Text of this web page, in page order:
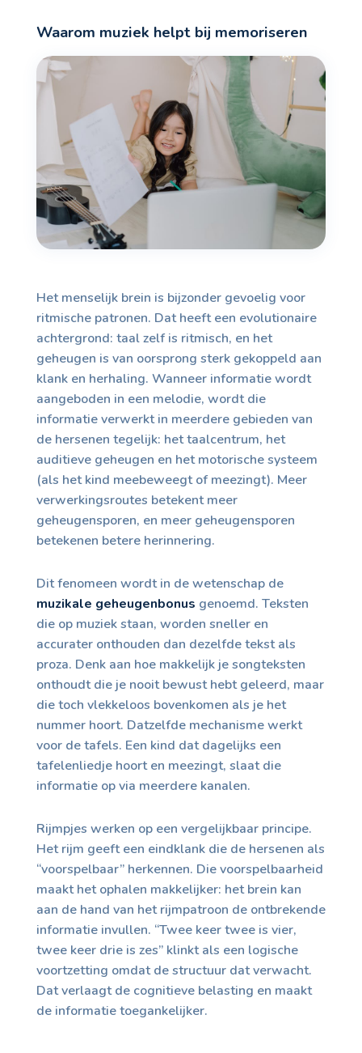
Waarom muziek helpt bij memoriseren
Het menselijk brein is bijzonder gevoelig voor
ritmische patronen. Dat heeft een evolutionaire
achtergrond: taal zelf is ritmisch, en het
geheugen is van oorsprong sterk gekoppeld aan
klank en herhaling. Wanneer informatie wordt
aangeboden in een melodie, wordt die
informatie verwerkt in meerdere gebieden van
de hersenen tegelijk: het taalcentrum, het
auditieve geheugen en het motorische systeem
(als het kind meebeweegt of meezingt). Meer
verwerkingsroutes betekent meer
geheugensporen, en meer geheugensporen
betekenen betere herinnering.
Dit fenomeen wordt in de wetenschap de
muzikale geheugenbonus genoemd. Teksten
die op muziek staan, worden sneller en
accurater onthouden dan dezelfde tekst als
proza. Denk aan hoe makkelijk je songteksten
onthoudt die je nooit bewust hebt geleerd, maar
die toch vlekkeloos bovenkomen als je het
nummer hoort. Datzelfde mechanisme werkt
voor de tafels. Een kind dat dagelijks een
tafelenliedje hoort en meezingt, slaat die
informatie op via meerdere kanalen.
Rijmpjes werken op een vergelijkbaar principe.
Het rijm geeft een eindklank die de hersenen als
“voorspelbaar” herkennen. Die voorspelbaarheid
maakt het ophalen makkelijker: het brein kan
aan de hand van het rijmpatroon de ontbrekende
informatie invullen. “Twee keer twee is vier,
twee keer drie is zes” klinkt als een logische
voortzetting omdat de structuur dat verwacht.
Dat verlaagt de cognitieve belasting en maakt
de informatie toegankelijker.